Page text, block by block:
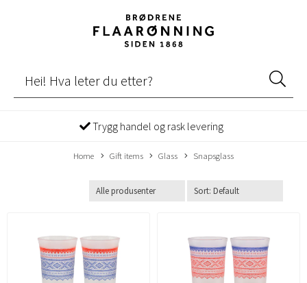
Trygg handel og rask levering
Home Gift items Glass Snapsglass